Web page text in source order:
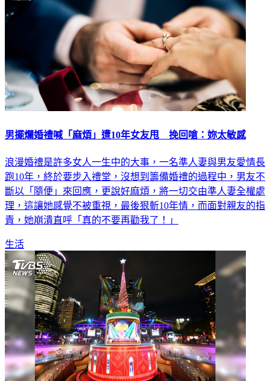
男擺爛婚禮喊「麻煩」遭10年女友甩 挽回嗆：妳太敏感
浪漫婚禮是許多女人一生中的大事，一名準人妻與男友愛情長
跑10年，終於要步入禮堂，沒想到籌備婚禮的過程中，男友不
斷以「隨便」來回應，更說好麻煩，將一切交由準人妻全權處
理，這讓她感覺不被重視，最後狠斬10年情，而面對親友的指
責，她崩潰直呼「真的不要再勸我了！」
生活